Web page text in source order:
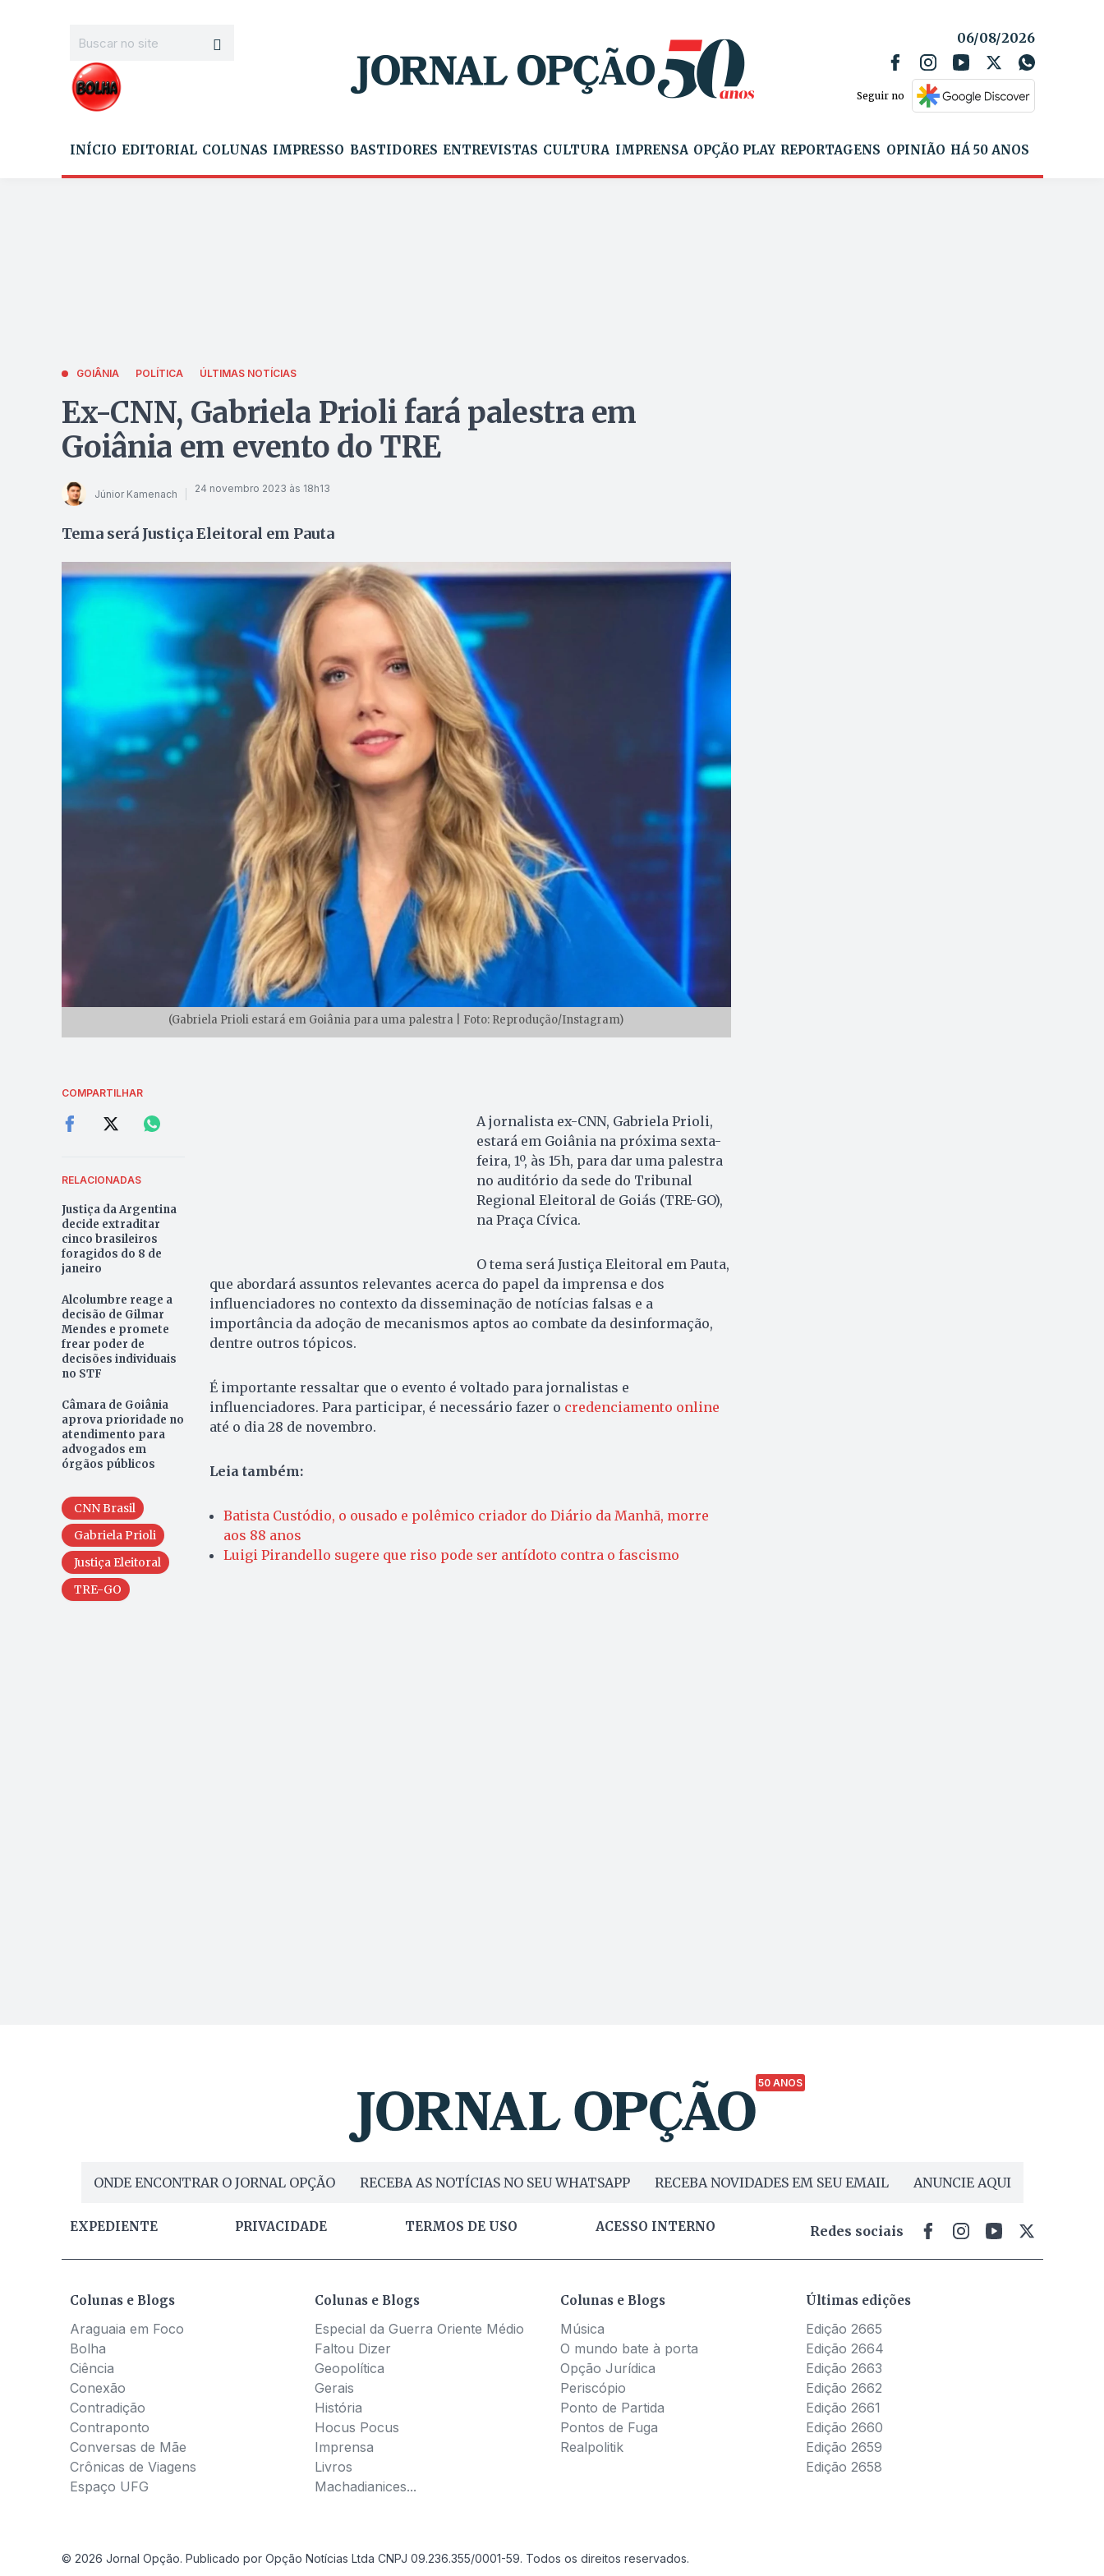
06/08/2026
Seguir no
INÍCIO EDITORIAL COLUNAS IMPRESSO BASTIDORES ENTREVISTAS CULTURA IMPRENSA OPÇÃO PLAY REPORTAGENS OPINIÃO HÁ 50 ANOS
GOIÂNIA POLÍTICA ÚLTIMAS NOTÍCIAS
Ex-CNN, Gabriela Prioli fará palestra em
Goiânia em evento do TRE
Júnior Kamenach 24 novembro 2023 às 18h13
Tema será Justiça Eleitoral em Pauta
(Gabriela Prioli estará em Goiânia para uma palestra | Foto: Reprodução/Instagram)
COMPARTILHAR
RELACIONADAS
Justiça da Argentina
decide extraditar
cinco brasileiros
foragidos do 8 de
janeiro
Alcolumbre reage a
decisão de Gilmar
Mendes e promete
frear poder de
decisões individuais
no STF
Câmara de Goiânia
aprova prioridade no
atendimento para
advogados em
órgãos públicos
CNN Brasil
Gabriela Prioli
Justiça Eleitoral
TRE-GO
A jornalista ex-CNN, Gabriela Prioli,
estará em Goiânia na próxima sexta-
feira, 1º, às 15h, para dar uma palestra
no auditório da sede do Tribunal
Regional Eleitoral de Goiás (TRE-GO),
na Praça Cívica.
O tema será Justiça Eleitoral em Pauta,
que abordará assuntos relevantes acerca do papel da imprensa e dos
influenciadores no contexto da disseminação de notícias falsas e a
importância da adoção de mecanismos aptos ao combate da desinformação,
dentre outros tópicos.
É importante ressaltar que o evento é voltado para jornalistas e
influenciadores. Para participar, é necessário fazer o credenciamento online
até o dia 28 de novembro.
Leia também:
Batista Custódio, o ousado e polêmico criador do Diário da Manhã, morre
aos 88 anos
Luigi Pirandello sugere que riso pode ser antídoto contra o fascismo
50 ANOS
ONDE ENCONTRAR O JORNAL OPÇÃO RECEBA AS NOTÍCIAS NO SEU WHATSAPP RECEBA NOVIDADES EM SEU EMAIL ANUNCIE AQUI
EXPEDIENTE PRIVACIDADE TERMOS DE USO ACESSO INTERNO Redes sociais
Colunas e Blogs
Araguaia em Foco
Bolha
Ciência
Conexão
Contradição
Contraponto
Conversas de Mãe
Crônicas de Viagens
Espaço UFG
Colunas e Blogs
Especial da Guerra Oriente Médio
Faltou Dizer
Geopolítica
Gerais
História
Hocus Pocus
Imprensa
Livros
Machadianices...
Colunas e Blogs
Música
O mundo bate à porta
Opção Jurídica
Periscópio
Ponto de Partida
Pontos de Fuga
Realpolitik
Últimas edições
Edição 2665
Edição 2664
Edição 2663
Edição 2662
Edição 2661
Edição 2660
Edição 2659
Edição 2658
© 2026 Jornal Opção. Publicado por Opção Notícias Ltda CNPJ 09.236.355/0001-59. Todos os direitos reservados.